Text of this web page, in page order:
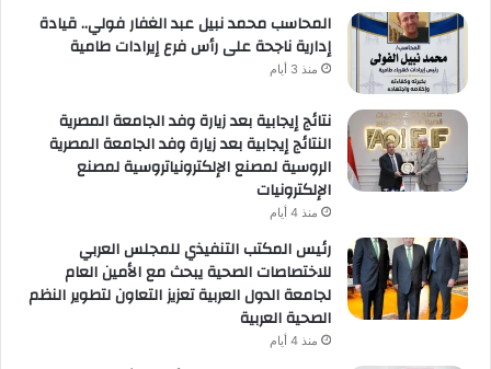
المحاسب محمد نبيل عبد الغفار فولي.. قيادة
إدارية ناجحة على رأس فرع إيرادات طامية
منذ 3 أيام
نتائج إيجابية بعد زيارة وفد الجامعة المصرية
النتائج إيجابية بعد زيارة وفد الجامعة المصرية
الروسية لمصنع الإلكترونياتروسية لمصنع
الإلكترونيات
منذ 4 أيام
رئيس المكتب التنفيذي للمجلس العربي
للاختصاصات الصحية يبحث مع الأمين العام
لجامعة الدول العربية تعزيز التعاون لتطوير النظم
الصحية العربية
منذ 4 أيام